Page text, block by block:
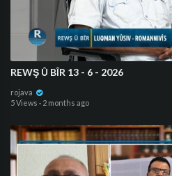
REWŞ Û BÎR 13 - 6 - 2026
rojava
5 Views · 2 months ago